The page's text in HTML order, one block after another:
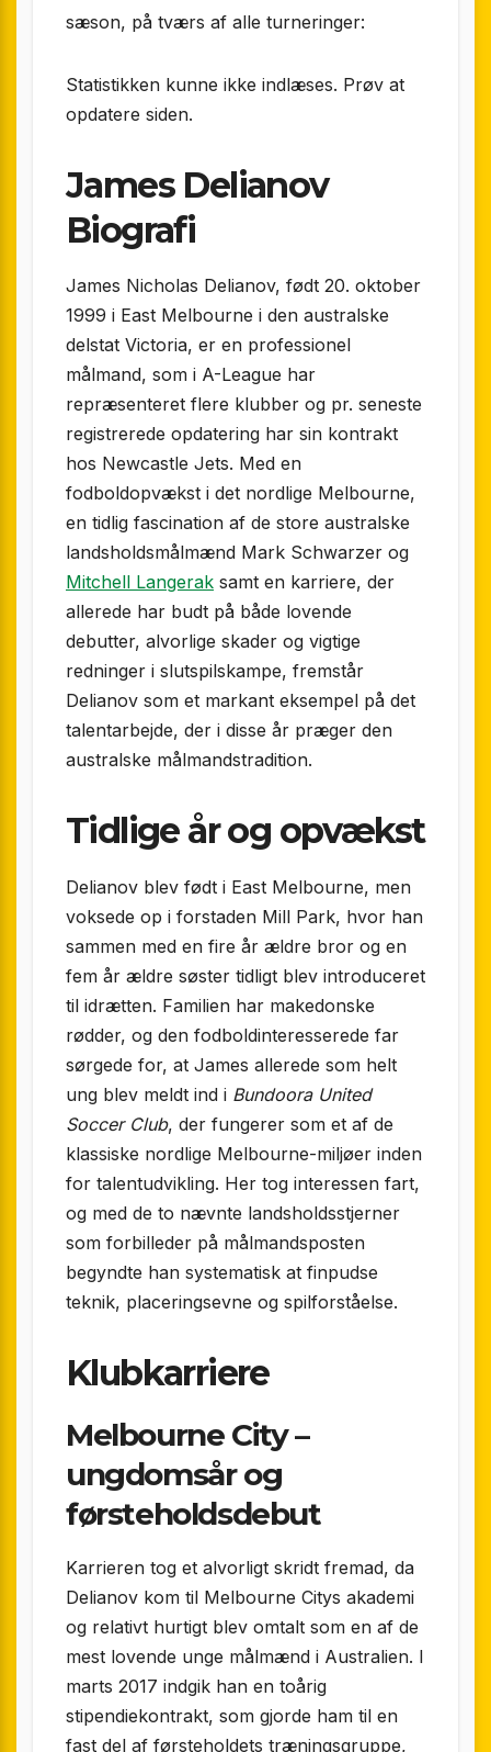
sæson, på tværs af alle turneringer:
Statistikken kunne ikke indlæses. Prøv at
opdatere siden.
James Delianov
Biografi
James Nicholas Delianov, født 20. oktober
1999 i East Melbourne i den australske
delstat Victoria, er en professionel
målmand, som i A-League har
repræsenteret flere klubber og pr. seneste
registrerede opdatering har sin kontrakt
hos Newcastle Jets. Med en
fodboldopvækst i det nordlige Melbourne,
en tidlig fascination af de store australske
landsholdsmålmænd Mark Schwarzer og
Mitchell Langerak samt en karriere, der
allerede har budt på både lovende
debutter, alvorlige skader og vigtige
redninger i slutspilskampe, fremstår
Delianov som et markant eksempel på det
talentarbejde, der i disse år præger den
australske målmandstradition.
Tidlige år og opvækst
Delianov blev født i East Melbourne, men
voksede op i forstaden Mill Park, hvor han
sammen med en fire år ældre bror og en
fem år ældre søster tidligt blev introduceret
til idrætten. Familien har makedonske
rødder, og den fodboldinteresserede far
sørgede for, at James allerede som helt
ung blev meldt ind i Bundoora United
Soccer Club, der fungerer som et af de
klassiske nordlige Melbourne-miljøer inden
for talentudvikling. Her tog interessen fart,
og med de to nævnte landsholdsstjerner
som forbilleder på målmandsposten
begyndte han systematisk at finpudse
teknik, placeringsevne og spilforståelse.
Klubkarriere
Melbourne City –
ungdomsår og
førsteholdsdebut
Karrieren tog et alvorligt skridt fremad, da
Delianov kom til Melbourne Citys akademi
og relativt hurtigt blev omtalt som en af de
mest lovende unge målmænd i Australien. I
marts 2017 indgik han en toårig
stipendiekontrakt, som gjorde ham til en
fast del af førsteholdets træningsgruppe,